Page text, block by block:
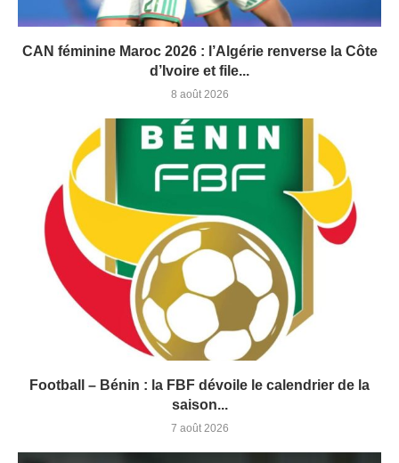
CAN féminine Maroc 2026 : l’Algérie renverse la Côte
d’Ivoire et file...
8 août 2026
Football – Bénin : la FBF dévoile le calendrier de la
saison...
7 août 2026